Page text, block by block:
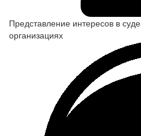
Представление интересов в
организациях